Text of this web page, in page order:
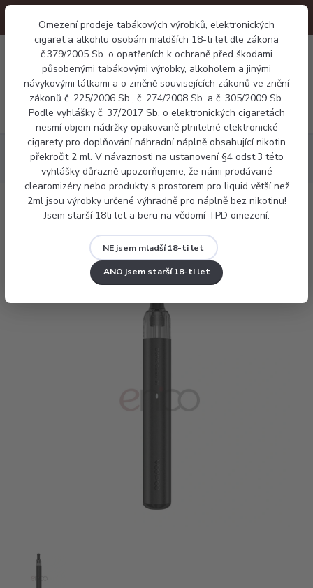
Omezení prodeje tabákových výrobků, elektronických
cigaret a alkohlu osobám maldších 18-ti let dle zákona
č.379/2005 Sb. o opatřeních k ochraně před škodami
působenými tabákovými výrobky, alkoholem a jinými
návykovými látkami a o změně souvisejících zákonů ve znění
zákonů č. 225/2006 Sb., č. 274/2008 Sb. a č. 305/2009 Sb.
Podle vyhlášky č. 37/2017 Sb. o elektronických cigaretách
nesmí objem nádržky opakovaně plnitelné elektronické
cigarety pro doplňování náhradní náplně obsahující nikotin
překročit 2 ml. V návaznosti na ustanovení §4 odst.3 této
vyhlášky důrazně upozorňujeme, že námi prodávané
clearomizéry nebo produkty s prostorem pro liquid větší než
2ml jsou výrobky určené výhradně pro náplně bez nikotinu!
Jsem starší 18ti let a beru na vědomí TPD omezení.
NE jsem mladší 18-ti let
ANO jsem starší 18-ti let
Menu
0 Kč
Elektronické cigarety Pod systémy
VooPoo Doric Galaxy
S1 Pod Kit
VooPoo Doric Galaxy S1 Pod Kit